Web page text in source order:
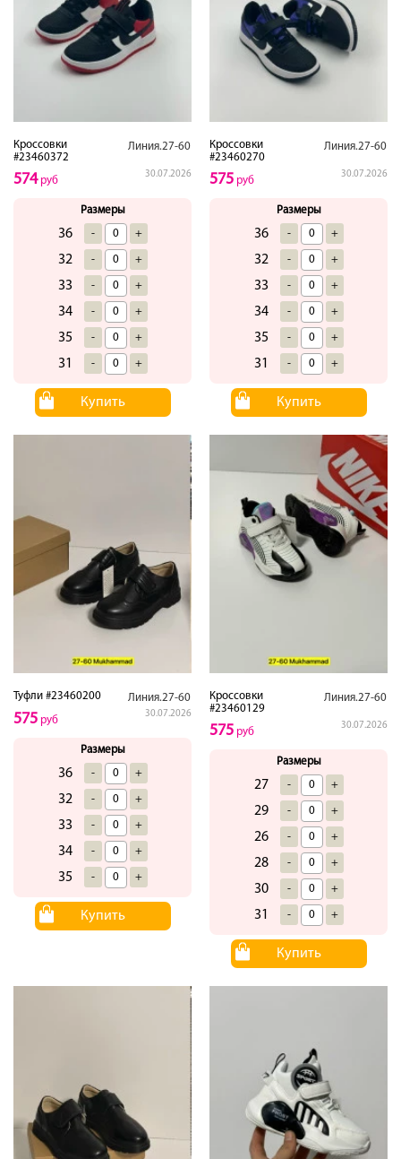
Кроссовки
#23460372
Линия.27-60
30.07.2026
574руб
Размеры
36 - +
32 - +
33 - +
34 - +
35 - +
31 - +
Купить
Кроссовки
#23460270
Линия.27-60
30.07.2026
575 руб
Размеры
36 - +
32 - +
33 - +
34 - +
35 - +
31 - +
Купить
Туфли #23460200 Линия.27-60
30.07.2026
575 руб
Размеры
36 - +
32 - +
33 - +
34 - +
35 - +
Купить
Кроссовки
#23460129
Линия.27-60
30.07.2026
575 руб
Размеры
27 - +
29 - +
26 - +
28 - +
30 - +
31 - +
Купить